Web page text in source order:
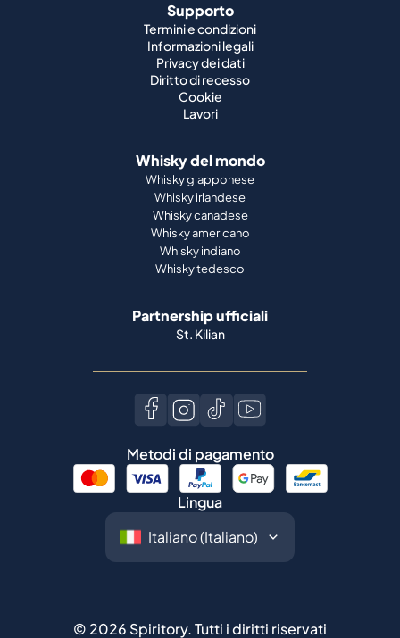
Supporto
Termini e condizioni
Informazioni legali
Privacy dei dati
Diritto di recesso
Cookie
Lavori
Whisky del mondo
Whisky giapponese
Whisky irlandese
Whisky canadese
Whisky americano
Whisky indiano
Whisky tedesco
Partnership ufficiali
St. Kilian
Metodi di pagamento
Lingua
© 2026 Spiritory.Tutti i diritti riservati